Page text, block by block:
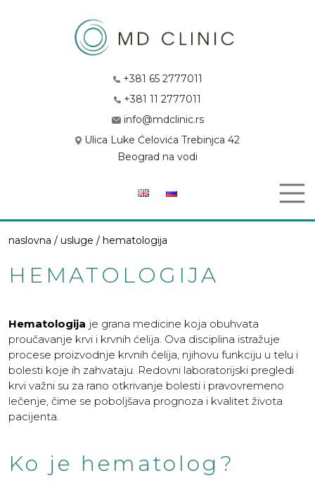
+381 65 2777011
+381 11 2777011
info@mdclinic.rs
Ulica Luke Ćelovića Trebinjca 42
Beograd na vodi
naslovna / usluge / hematologija
HEMATOLOGIJA
Hematologija je grana medicine koja obuhvata
proučavanje krvi i krvnih ćelija. Ova disciplina istražuje
procese proizvodnje krvnih ćelija, njihovu funkciju u telu i
bolesti koje ih zahvataju. Redovni laboratorijski pregledi
krvi važni su za rano otkrivanje bolesti i pravovremeno
lečenje, čime se poboljšava prognoza i kvalitet života
pacijenta.
Ko je hematolog?